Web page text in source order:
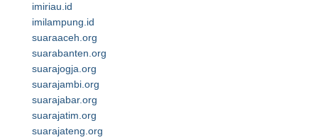
imiriau.id
imilampung.id
suaraaceh.org
suarabanten.org
suarajogja.org
suarajambi.org
suarajabar.org
suarajatim.org
suarajateng.org